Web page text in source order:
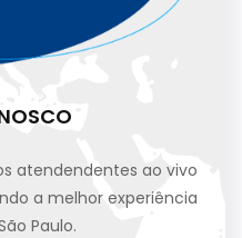
atendendentes ao vivo
a melhor experiência
Paulo.